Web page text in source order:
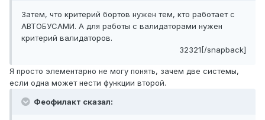
Затем, что критерий бортов нужен тем, кто работает с
АВТОБУСАМИ. А для работы с валидаторами нужен
критерий валидаторов.
32321[/snapback]
Я просто элементарно не могу понять, зачем две системы,
если одна может нести функции второй.
Феофилакт сказал: